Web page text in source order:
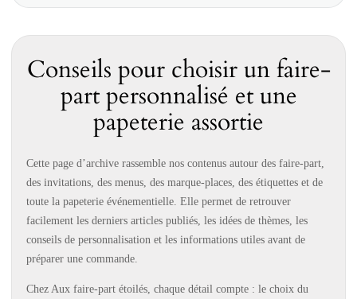
Conseils pour choisir un faire-
part personnalisé et une
papeterie assortie
Cette page d’archive rassemble nos contenus autour des faire-part,
des invitations, des menus, des marque-places, des étiquettes et de
toute la papeterie événementielle. Elle permet de retrouver
facilement les derniers articles publiés, les idées de thèmes, les
conseils de personnalisation et les informations utiles avant de
préparer une commande.
Chez Aux faire-part étoilés, chaque détail compte : le choix du